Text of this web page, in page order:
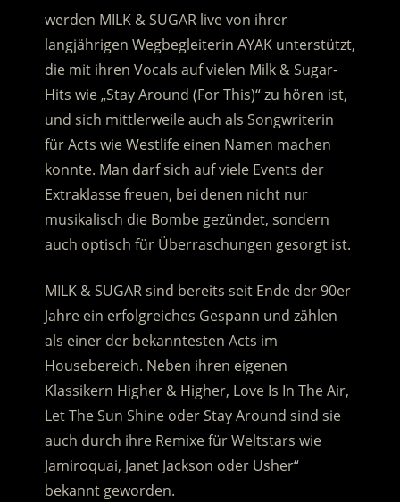
werden MILK & SUGAR live von ihrer
langjährigen Wegbegleiterin AYAK unterstützt,
die mit ihren Vocals auf vielen Milk & Sugar-
Hits wie „Stay Around (For This)“ zu hören ist,
und sich mittlerweile auch als Songwriterin
für Acts wie Westlife einen Namen machen
konnte. Man darf sich auf viele Events der
Extraklasse freuen, bei denen nicht nur
musikalisch die Bombe gezündet, sondern
auch optisch für Überraschungen gesorgt ist.
MILK & SUGAR sind bereits seit Ende der 90er
Jahre ein erfolgreiches Gespann und zählen
als einer der bekanntesten Acts im
Housebereich. Neben ihren eigenen
Klassikern Higher & Higher, Love Is In The Air,
Let The Sun Shine oder Stay Around sind sie
auch durch ihre Remixe für Weltstars wie
Jamiroquai, Janet Jackson oder Usher“
bekannt geworden.